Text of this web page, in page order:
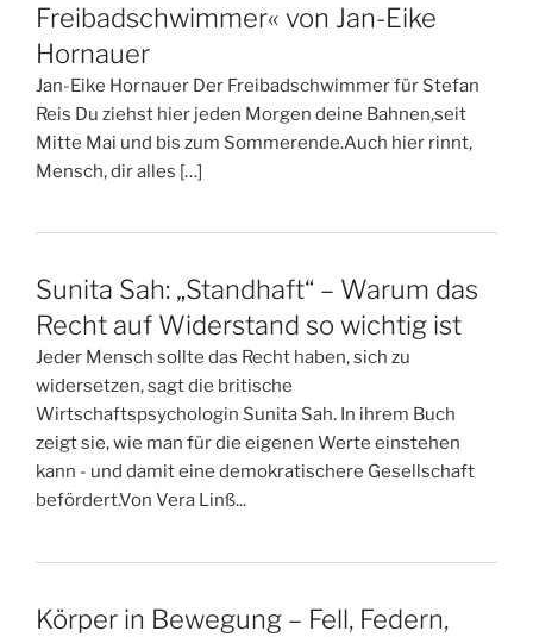
Freibadschwimmer« von Jan-Eike
Hornauer
Jan-Eike Hornauer Der Freibadschwimmer für Stefan
Reis Du ziehst hier jeden Morgen deine Bahnen,seit
Mitte Mai und bis zum Sommerende.Auch hier rinnt,
Mensch, dir alles […]
Sunita Sah: „Standhaft“ – Warum das
Recht auf Widerstand so wichtig ist
Jeder Mensch sollte das Recht haben, sich zu
widersetzen, sagt die britische
Wirtschaftspsychologin Sunita Sah. In ihrem Buch
zeigt sie, wie man für die eigenen Werte einstehen
kann - und damit eine demokratischere Gesellschaft
befördert.Von Vera Linß...
Körper in Bewegung – Fell, Federn,